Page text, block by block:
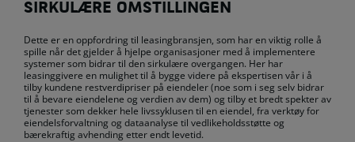
SIRKULÆRE OMSTILLINGEN
Dette er en oppfordring til leasingbransjen, som har en viktig rolle å
spille når det gjelder å hjelpe organisasjoner med å implementere
systemer som bidrar til den sirkulære overgangen. Her har
leasinggivere en mulighet til å bygge videre på ekspertisen vår i å
tilby kundene restverdipriser på eiendeler (noe som i seg selv bidrar
til å bevare eiendelene og verdien av dem) og tilby et bredt spekter av
tjenester som dekker hele livssyklusen til en eiendel, fra verktøy for
eiendelsforvaltning og dataanalyse til vedlikeholdsstøtte og
bærekraftig avhending etter endt levetid.